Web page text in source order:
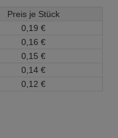
Preis je Stück
0, 19 €
0, 16 €
0, 15 €
0, 14 €
0, 12 €